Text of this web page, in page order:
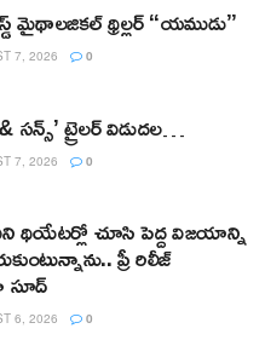
మైథాలజికల్ థ్రిల్లర్ “యముడు”
7, 2026 0
సన్స్’ ట్రైలర్ విడుదల…
7, 2026 0
థియేటర్లో చూసి పెద్ద విజయాన్ని
ప్రీ రిలీజ్
6, 2026 0